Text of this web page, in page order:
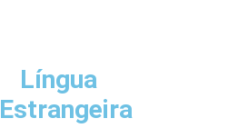
Língua
Estrangeira